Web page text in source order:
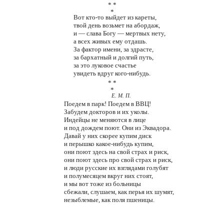
* *
*
Вот кто-то выйдет из кареты,
твой день возьмет на абордаж,
и — слава Богу — мертвых нету,
а всех живых ему отдашь.
За фактор имени, за здрасте,
за бархатный и долгий путь,
за это луковое счастье
увидеть вдруг кого-нибудь.
* *
*
Е. М. П.
Поедем в парк! Поедем в ВВЦ!
Забудем докторов и их уколы.
Индейцы не меняются в лице
и под дождем поют. Они из Эквадора.
Давай у них скорее купим диск
и перышко какое-нибудь купим,
они поют здесь на свой страх и риск,
они поют здесь про свой страх и риск,
и люди русские их взглядами голубят
и полумесяцем вкруг них стоят,
и мы вот тоже из больницы
сбежали, слушаем, как перья их шумят,
незыблемые, как поля пшеницы.